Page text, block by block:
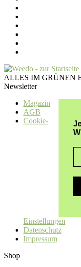
ALLES IM GRÜNEN
Newsletter
Magazin
AGB
Cookie-
Einstellungen
Datenschutz
Impressum
Shop